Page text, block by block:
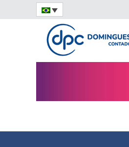
Home